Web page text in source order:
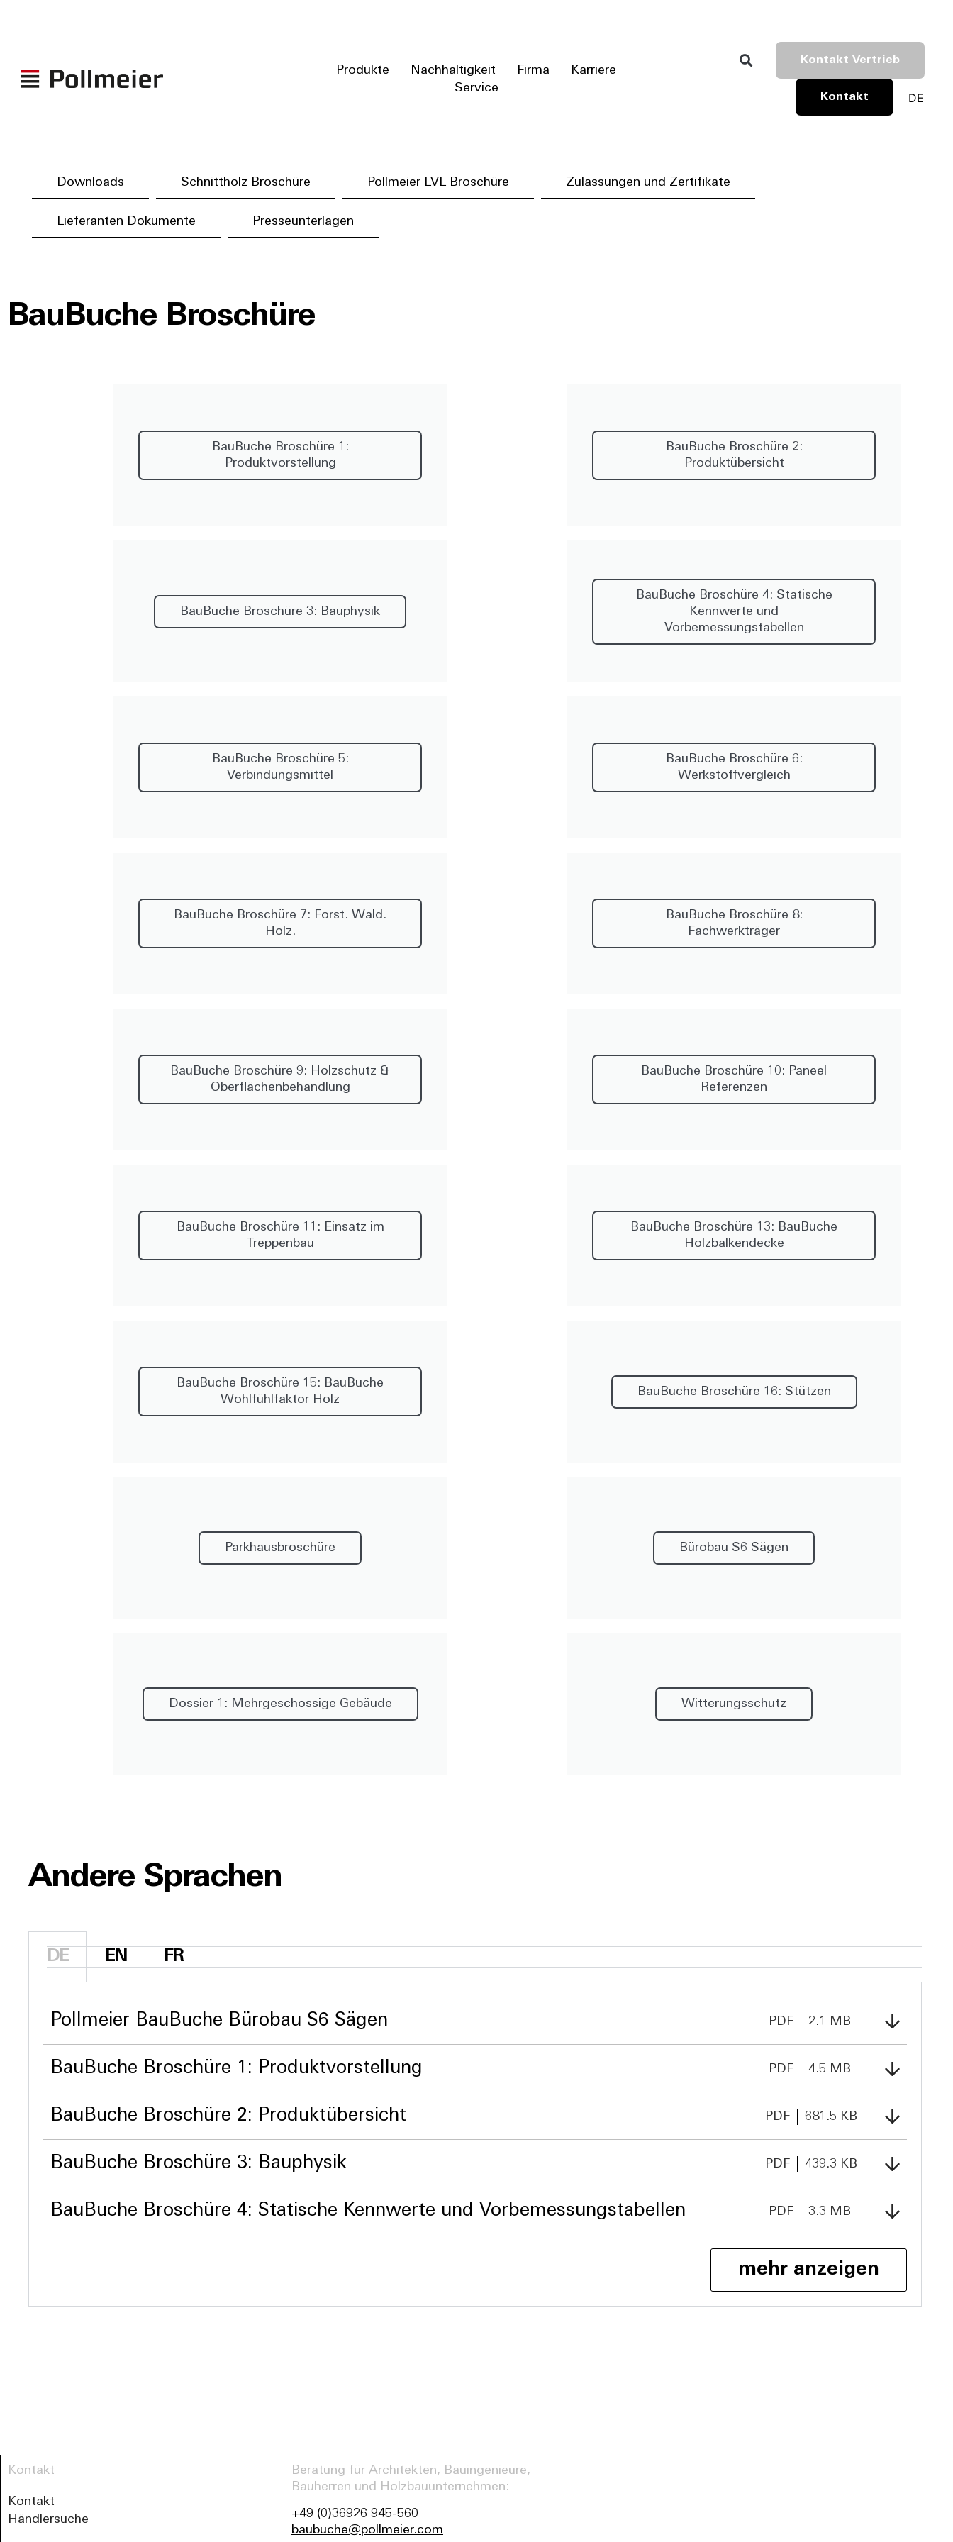
Produkte Nachhaltigkeit Firma
Karriere
Service
Kontakt Vertrieb
Kontakt DE
Downloads Schnittholz Broschüre Pollmeier LVL Broschüre Zulassungen und Zertifikate
Lieferanten Dokumente Presseunterlagen
BauBuche Broschüre
BauBuche Broschüre 1:
Produktvorstellung
BauBuche Broschüre 3: Bauphysik
BauBuche Broschüre 5:
Verbindungsmittel
BauBuche Broschüre 7: Forst. Wald.
Holz.
BauBuche Broschüre 9: Holzschutz &
Oberflächenbehandlung
BauBuche Broschüre 11: Einsatz im
Treppenbau
BauBuche Broschüre 15: BauBuche
Wohlfühlfaktor Holz
Parkhausbroschüre
Dossier 1: Mehrgeschossige Gebäude
BauBuche Broschüre 2:
Produktübersicht
BauBuche Broschüre 4: Statische
Kennwerte und
Vorbemessungstabellen
BauBuche Broschüre 6:
Werkstoffvergleich
BauBuche Broschüre 8:
Fachwerkträger
BauBuche Broschüre 10: Paneel
Referenzen
BauBuche Broschüre 13: BauBuche
Holzbalkendecke
BauBuche Broschüre 16: Stützen
Bürobau S6 Sägen
Witterungsschutz
Andere Sprachen
DE EN FR
Pollmeier BauBuche Bürobau S6 Sägen PDF 2.1 MB
BauBuche Broschüre 1: Produktvorstellung PDF 4.5 MB
BauBuche Broschüre 2: Produktübersicht PDF 681.5 KB
BauBuche Broschüre 3: Bauphysik PDF 439.3 KB
BauBuche Broschüre 4: Statische Kennwerte und Vorbemessungstabellen PDF 3.3 MB
mehr anzeigen
Kontakt
Kontakt
Händlersuche
Beratung für Architekten, Bauingenieure,
Bauherren und Holzbauunternehmen:
+49 (0)36926 945-560
baubuche@pollmeier.com